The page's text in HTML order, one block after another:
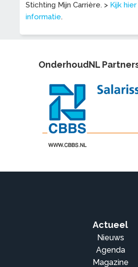
Stichting Mijn Carrière. > Kijk
informatie.
OnderhoudNL
Actueel
Nieuws
Agenda
Magazine